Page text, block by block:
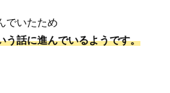
でいたため
う話に進んでいるようです。